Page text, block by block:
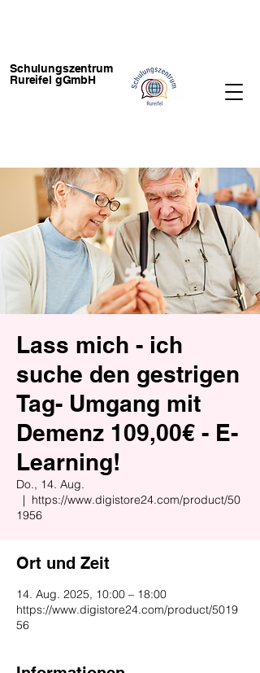
Schulungszentrum
Rureifel gGmbH
Lass mich - ich
suche den gestrigen
Tag- Umgang mit
Demenz 109,00€ - E-
Learning!
Do., 14. Aug.
  |
https://www.digistore24.com/product/50
1956
Ort und Zeit
14. Aug. 2025, 10:00 – 18:00
https://www.digistore24.com/product/5019
56